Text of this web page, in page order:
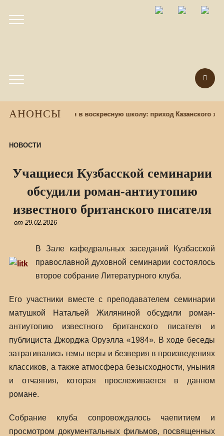
АНОНСЫ
Набор учащихся в воскресную школу: приход Казанского
НОВОСТИ
Учащиеся Кузбасской семинарии
обсудили роман-антиутопию
известного британского писателя
от 29.02.2016
В Зале кафедральных заседаний Кузбасской
православной духовной семинарии состоялось
второе собрание Литературного клуба.
Его участники вместе с преподавателем семинарии
матушкой Натальей Жиляниной обсудили роман-
антиутопию известного британского писателя и
публициста Джорджа Оруэлла «1984». В ходе беседы
затрагивались темы веры и безверия в произведениях
классиков, а также атмосфера безысходности, уныния
и отчаяния, которая прослеживается в данном
романе.
Собрание клуба сопровождалось чаепитием и
просмотром документальных фильмов, посвященных